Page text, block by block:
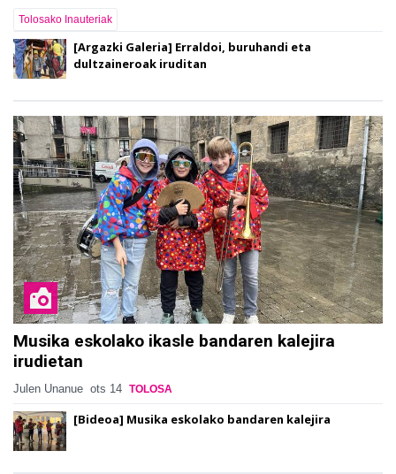
Tolosako Inauteriak
[Argazki Galeria] Erraldoi, buruhandi eta
dultzaineroak iruditan
Musika eskolako ikasle bandaren kalejira
irudietan
Julen Unanue ots 14 TOLOSA
[Bideoa] Musika eskolako bandaren kalejira